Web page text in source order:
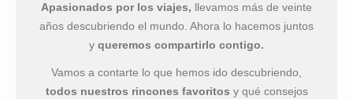
Apasionados por los viajes, llevamos más de veinte
años descubriendo el mundo. Ahora lo hacemos juntos
y queremos compartirlo contigo.
Vamos a contarte lo que hemos ido descubriendo,
todos nuestros rincones favoritos y qué consejos